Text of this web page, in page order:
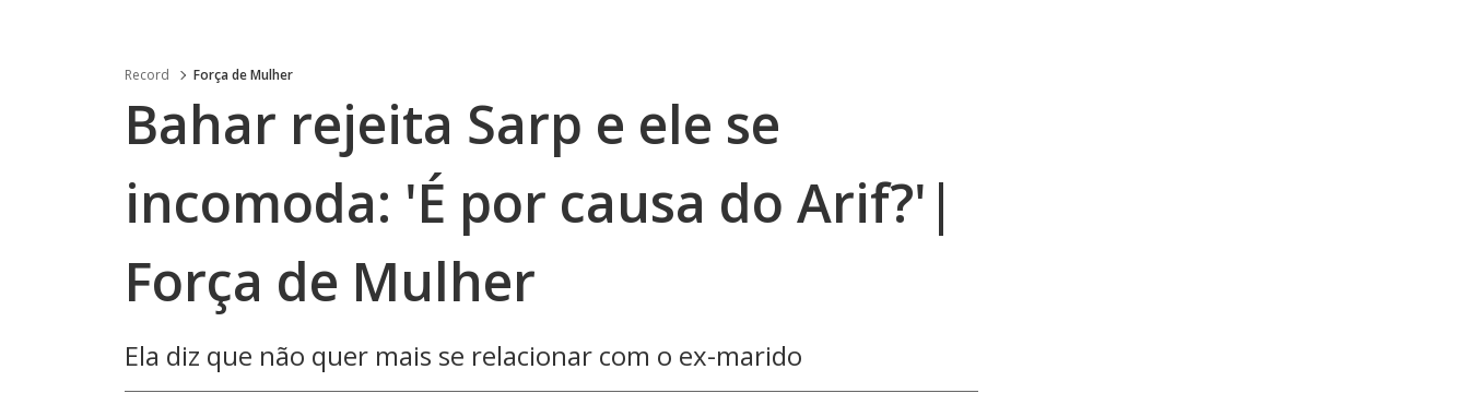
Record Força de Mulher
Bahar rejeita Sarp e ele se
incomoda: 'É por causa do Arif?'|
Força de Mulher
Ela diz que não quer mais se relacionar com o ex-marido